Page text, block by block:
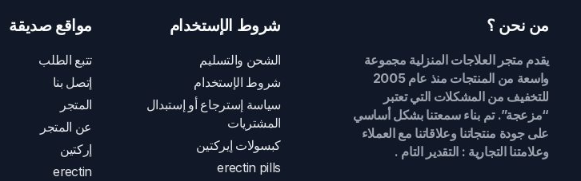
من نحن ؟
يقدم متجر العلاجات المنزلية مجموعة
واسعة من المنتجات منذ عام 2005
للتخفيف من المشكلات التي تعتبر
“مزعجة”. تم بناء سمعتنا بشكل أساسي
على جودة منتجاتنا وعلاقاتنا مع العملاء
وعلامتنا التجارية : التقدير التام .
شروط الإستخدام
الشحن والتسليم
شروط الإستخدام
سياسة إسترجاع أو إستبدال
المشتريات
كبسولات إيركتين
erectin pills
مواقع صديقة
تتبع الطلب
إتصل بنا
المتجر
عن المتجر
إركتين
erectin